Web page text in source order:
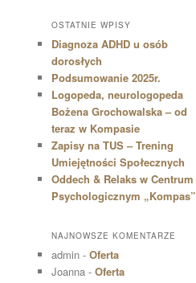
OSTATNIE WPISY
Diagnoza ADHD u osób
dorosłych
Podsumowanie 2025r.
Logopeda, neurologopeda
Bożena Grochowalska – od
teraz w Kompasie
Zapisy na TUS – Trening
Umiejętności Społecznych
Oddech & Relaks w Centrum
Psychologicznym „Kompas”
NAJNOWSZE KOMENTARZE
admin - Oferta
Joanna - Oferta